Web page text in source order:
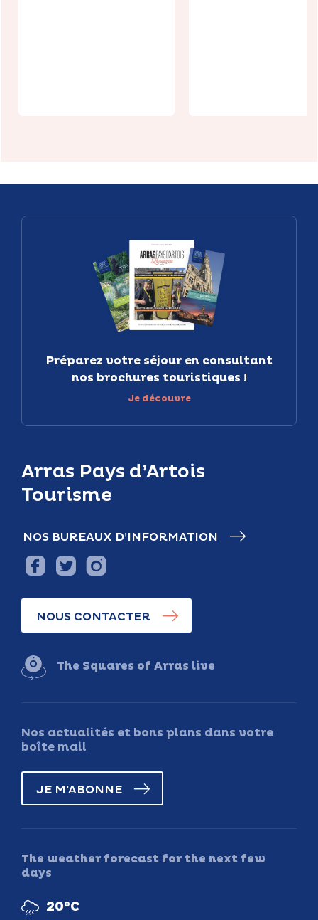
Arras Pays d’Artois
Tourisme
NOS BUREAUX D’INFORMATION
NOUS CONTACTER
The Squares of Arras live
Nos actualités et bons plans dans votre
boîte mail
JE M'ABONNE
The weather forecast for the next few
days
20°C
Préparez votre séjour en consultant
nos brochures touristiques !
Je découvre